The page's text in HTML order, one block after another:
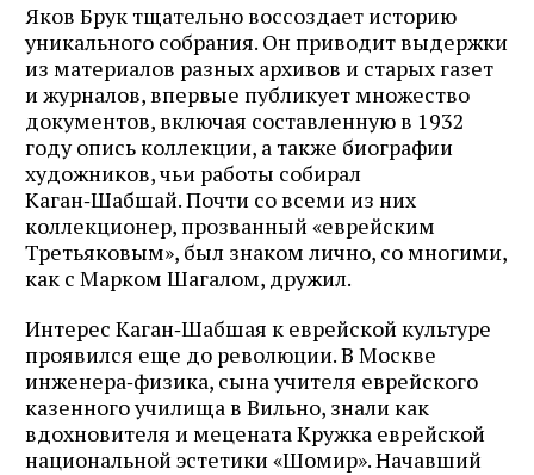
Яков Брук тщательно воссоздает историю
уникального собрания. Он приводит выдержки
из материалов разных архивов и старых газет
и журналов, впервые публикует множество
документов, включая составленную в 1932
году опись коллекции, а также биографии
художников, чьи работы собирал
Каган‑Шабшай. Почти со всеми из них
коллекционер, прозванный «еврейским
Третьяковым», был знаком лично, со многими,
как с Марком Шагалом, дружил.
Интерес Каган‑Шабшая к еврейской культуре
проявился еще до революции. В Москве
инженера‑физика, сына учителя еврейского
казенного училища в Вильно, знали как
вдохновителя и мецената Кружка еврейской
национальной эстетики «Шомир». Начавший